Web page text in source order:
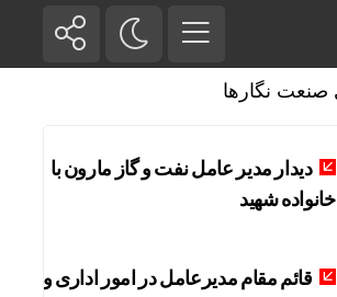
دیدار مدیر عامل نفت و گاز مارون با
خانواده شهید
قائم مقام مدیرعامل در امور اداری و